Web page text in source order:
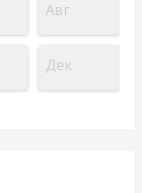
Авг
Дек